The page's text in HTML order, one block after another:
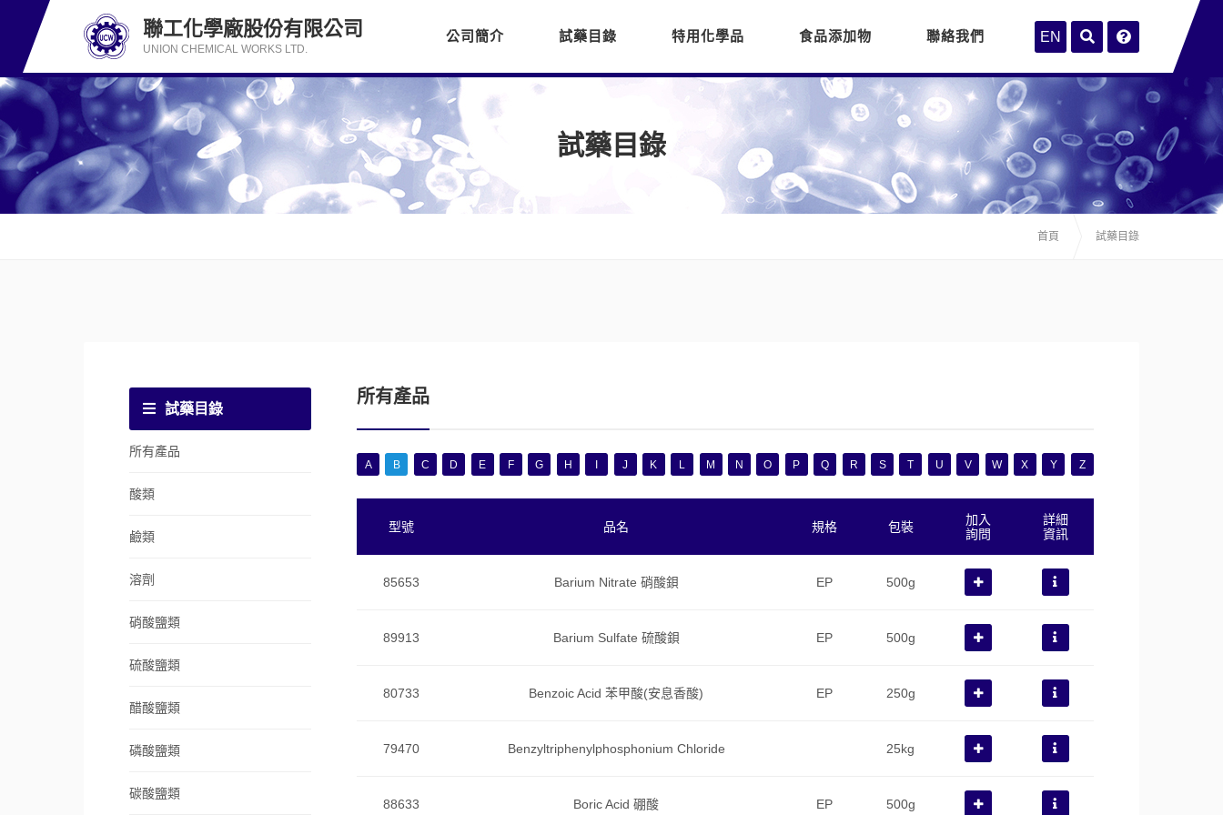
試藥目錄
首頁 試藥目錄
試藥目錄
所有產品
酸類
鹼類
溶劑
硝酸鹽類
硫酸鹽類
醋酸鹽類
磷酸鹽類
碳酸鹽類
所有產品
A B C D E F G H J K L M N O P Q R S T U V W X Y Z
型號 品名 規格 包裝
加入
詢問
詳細
資訊
85653 Barium Nitrate 硝酸鋇 EP 500g
89913 Barium Sulfate 硫酸鋇 EP 500g
80733 Benzoic Acid 苯甲酸(安息香酸) EP 250g
79470 Benzyltriphenylphosphonium Chloride 25kg
88633 Boric Acid 硼酸 EP 500g
聯工化學廠股份有限公司
UNION CHEMICAL WORKS LTD.
公司簡介 試藥目錄 特用化學品 食品添加物 聯絡我們 EN